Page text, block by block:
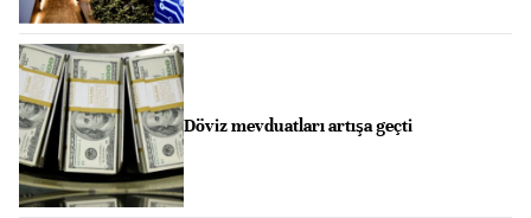
Döviz mevduatları artışa geçti